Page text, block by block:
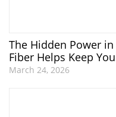
The Hidden Power in
Fiber Helps Keep
March 24, 2026